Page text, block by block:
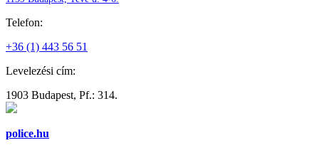
Telefon:
+36 (1) 443 56 51
Levelezési cím:
1903 Budapest, Pf.: 314.
police.hu